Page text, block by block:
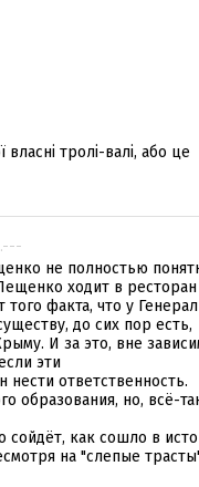
тролі-валі, або це
не полностью
ходит в ресторан
факта, что у
до сих пор есть,
И за это, вне
эти
нести ответственность.
образования, но, всё-
сойдёт, как сошло в
на "слепые